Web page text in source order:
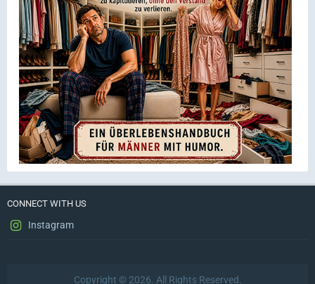
CONNECT WITH US
Instagram
Copyright © 2026. All Rights Reserved.